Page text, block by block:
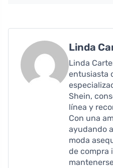
Linda
Linda
entusiasta
Shein,
línea y
Con una
ayudando
moda
de compra